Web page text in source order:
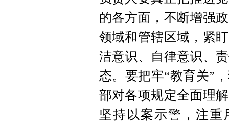
的各方面，不断增强
领域和管辖区域，紧
洁意识、自律意识、
态。要把牢“教育关”
部对各项规定全面理
坚持以案示警，注重